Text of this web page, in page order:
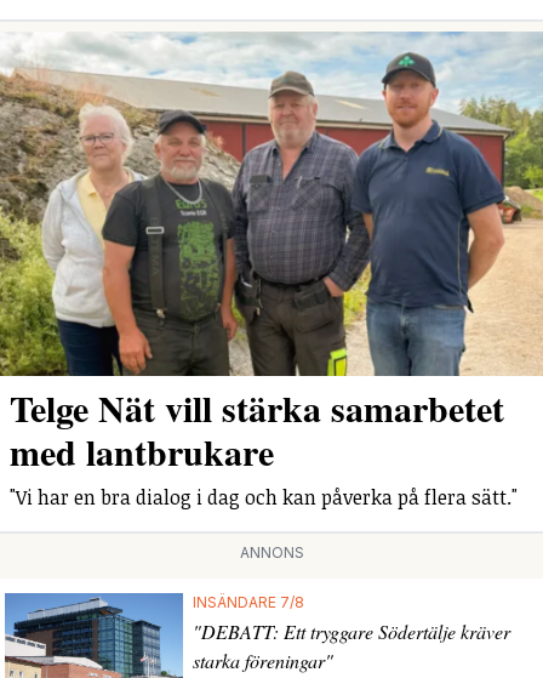
Telge Nät vill stärka samarbetet
med lantbrukare
"Vi har en bra dialog i dag och kan påverka på flera sätt."
ANNONS
INSÄNDARE 7/8
"DEBATT: Ett tryggare Södertälje kräver
starka föreningar"